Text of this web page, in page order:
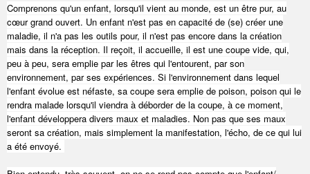
Comprenons qu'un enfant, lorsqu'il vient au monde, est un être pur, au
cœur grand ouvert. Un enfant n'est pas en capacité de (se) créer une
maladie, il n'a pas les outils pour, il n'est pas encore dans la création
mais dans la réception. Il reçoit, il accueille, il est une coupe vide, qui,
peu à peu, sera emplie par les êtres qui l'entourent, par son
environnement, par ses expériences. Si l'environnement dans lequel
l'enfant évolue est néfaste, sa coupe sera emplie de poison, poison qui le
rendra malade lorsqu'il viendra à déborder de la coupe, à ce moment,
l'enfant développera divers maux et maladies. Non pas que ses maux
seront sa création, mais simplement la manifestation, l'écho, de ce qui lui
a été envoyé.